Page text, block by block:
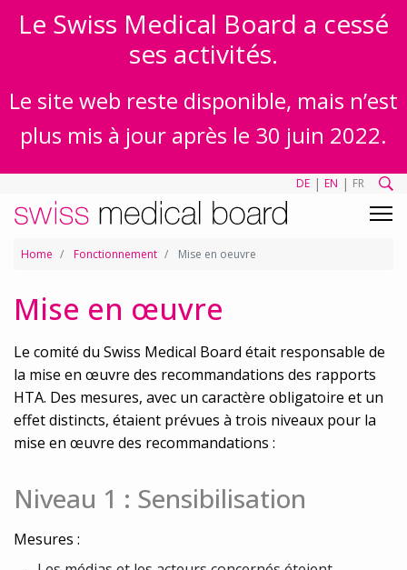
Le Swiss Medical Board a cessé
ses activités.
Le site web reste disponible, mais n’est
plus mis à jour après le 30 juin 2022.
DE | EN | FR
Home Fonctionnement Mise en oeuvre
Mise en œuvre
Le comité du Swiss Medical Board était responsable de
la mise en œuvre des recommandations des rapports
HTA. Des mesures, avec un caractère obligatoire et un
effet distincts, étaient prévues à trois niveaux pour la
mise en œuvre des recommandations :
Niveau 1 : Sensibilisation
Mesures :